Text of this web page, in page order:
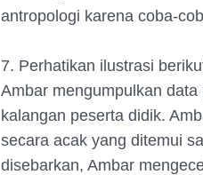
antropologi karena coba-
7. Perhatikan ilustrasi
Ambar mengumpulkan
kalangan peserta didik.
secara acak yang ditemui
disebarkan, Ambar